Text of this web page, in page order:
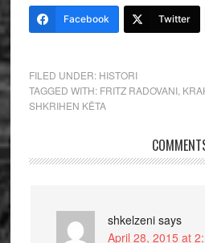
Facebook Twitter
FILED UNDER: HISTORI
TAGGED WITH: FRITZ RADOVANI,
SHKRIHEN KËTA
shkelzeni says
April 28, 2015 at